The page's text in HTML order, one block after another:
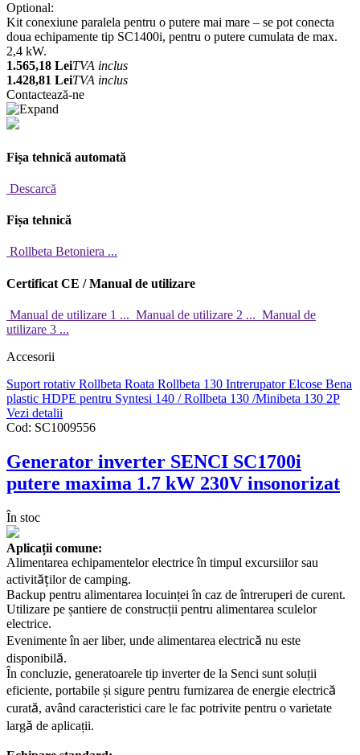
Optional:
Kit conexiune paralela pentru o putere mai mare – se pot conecta
doua echipamente tip SC1400i, pentru o putere cumulata de max.
2,4 kW.
1.565,18 LeiTVA inclus
1.428,81 LeiTVA inclus
Contactează-ne
Fișa tehnică automată
Descarcă
Fișa tehnică
Rollbeta Betoniera ...
Certificat CE / Manual de utilizare
Manual de utilizare 1 ... Manual de utilizare 2 ... Manual de
utilizare 3 ...
Accesorii
Suport rotativ Rollbeta Roata Rollbeta 130 Intrerupator Elcose Bena
plastic HDPE pentru Syntesi 140 / Rollbeta 130 /Minibeta 130 2P
Vezi detalii
Cod: SC1009556
Generator inverter SENCI SC1700i
putere maxima 1.7 kW 230V insonorizat
În stoc
Aplicații comune:
Alimentarea echipamentelor electrice în timpul excursiilor sau
activităților de camping.
Backup pentru alimentarea locuinței în caz de întreruperi de curent.
Utilizare pe șantiere de construcții pentru alimentarea sculelor
electrice.
Evenimente în aer liber, unde alimentarea electrică nu este
disponibilă.
În concluzie, generatoarele tip inverter de la Senci sunt soluții
eficiente, portabile și sigure pentru furnizarea de energie electrică
curată, având caracteristici care le fac potrivite pentru o varietate
largă de aplicații.